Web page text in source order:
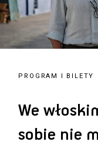
PROGRAM I BILETY
We
sobie nie